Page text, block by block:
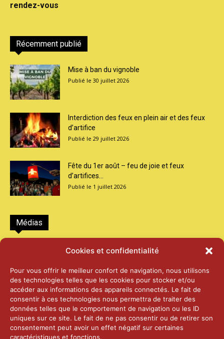
Cookies et confidentialité
Pour vous offrir le meilleur confort de navigation, nous utilisons
des technologies telles que les cookies pour stocker et/ou
accéder aux informations des appareils connectés. Le fait de
consentir à ces technologies nous permettra de traiter des
données telles que le comportement de navigation ou les ID
uniques sur ce site. Le fait de ne pas consentir ou de retirer son
consentement peut avoir un effet négatif sur certaines
caractéristiques et fonctions.
rendez-vous
Récemment publié
Mise à ban du vignoble
30 juillet 2026
Interdiction des feux en plein air et des feux
d’artifice
29 juillet 2026
Fête du 1er août – feu de joie et feux
d’artifices...
1 juillet 2026
Médias
2026 – Laiterie d’Orsières et Abbaye de St-
25 juin 2026
2025 – Palais Fédéral – Berne
25 juin 2026